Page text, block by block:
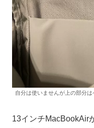
自分は使いませんが上の部分
13インチMacBookAir